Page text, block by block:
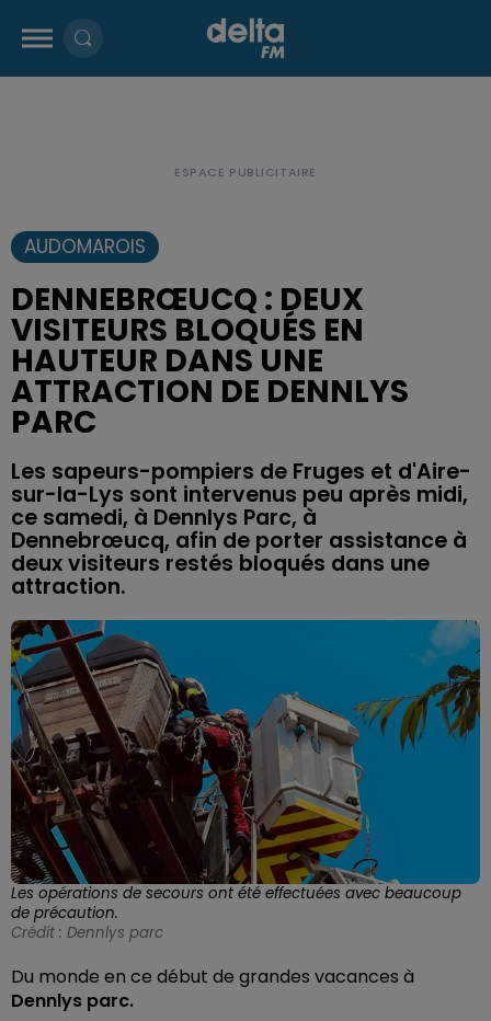
AUDOMAROIS
DENNEBRŒUCQ : DEUX
VISITEURS BLOQUÉS EN
HAUTEUR DANS UNE
ATTRACTION DE DENNLYS
PARC
Les sapeurs-pompiers de Fruges et d'Aire-
sur-la-Lys sont intervenus peu après midi,
ce samedi, à Dennlys Parc, à
Dennebrœucq, afin de porter assistance à
deux visiteurs restés bloqués dans une
attraction.
Les opérations de secours ont été effectuées avec beaucoup
de précaution.
Crédit : Dennlys parc
Du monde en ce début de grandes vacances à
Dennlys parc.